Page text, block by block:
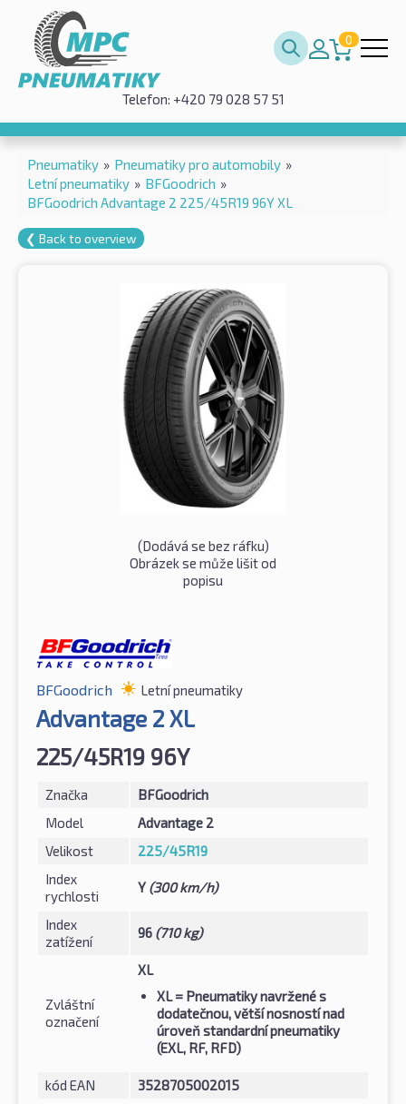
0
Telefon: +420 79 028 57 51
Pneumatiky » Pneumatiky pro automobily »
Letní pneumatiky » BFGoodrich »
BFGoodrich Advantage 2 225/45R19 96Y XL
❮ Back to overview
(Dodává se bez ráfku)
Obrázek se může lišit od
popisu
BFGoodrich Letní pneumatiky
Advantage 2 XL
225/45R19 96Y
Značka
BFGoodrich
Model
Advantage 2
Velikost
225/45R19
Index
rychlosti
Y (300 km/h)
Index
zatížení
96 (710 kg)
Zvláštní
označení
XL
XL = Pneumatiky navržené s
dodatečnou, větší nosností nad
úroveň standardní pneumatiky
(EXL, RF, RFD)
kód EAN 3528705002015